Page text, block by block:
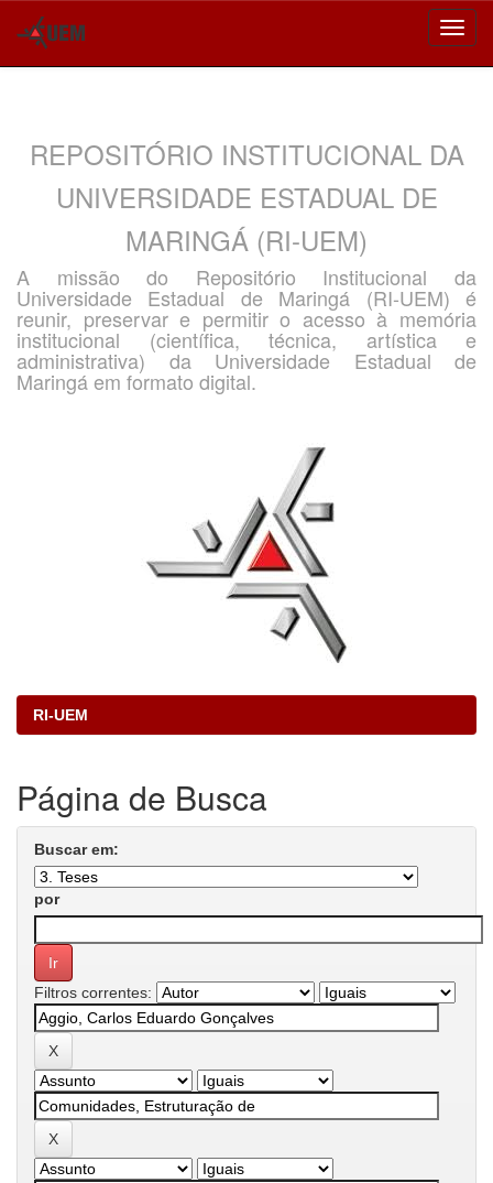
REPOSITÓRIO INSTITUCIONAL DA
UNIVERSIDADE ESTADUAL DE
MARINGÁ (RI-UEM)
A missão do Repositório Institucional da
Universidade Estadual de Maringá (RI-UEM) é
reunir, preservar e permitir o acesso à memória
institucional (científica, técnica, artística e
administrativa) da Universidade Estadual de
Maringá em formato digital.
RI-UEM
Página de Busca
Buscar em:
por
Filtros correntes: